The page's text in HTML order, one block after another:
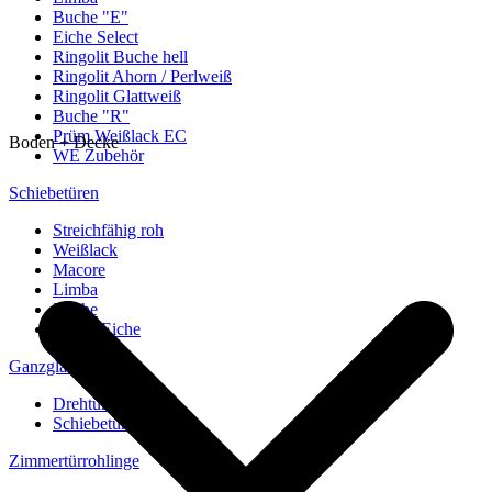
Buche "E"
Eiche Select
Ringolit Buche hell
Ringolit Ahorn / Perlweiß
Ringolit Glattweiß
Buche "R"
Prüm Weißlack EC
WE Zubehör
Schiebetüren
Streichfähig roh
Weißlack
Macore
Limba
Buche
europ. Eiche
Ganzglastüren
Drehtüren
Schiebetüren
Zimmertürrohlinge
Boden + Decke